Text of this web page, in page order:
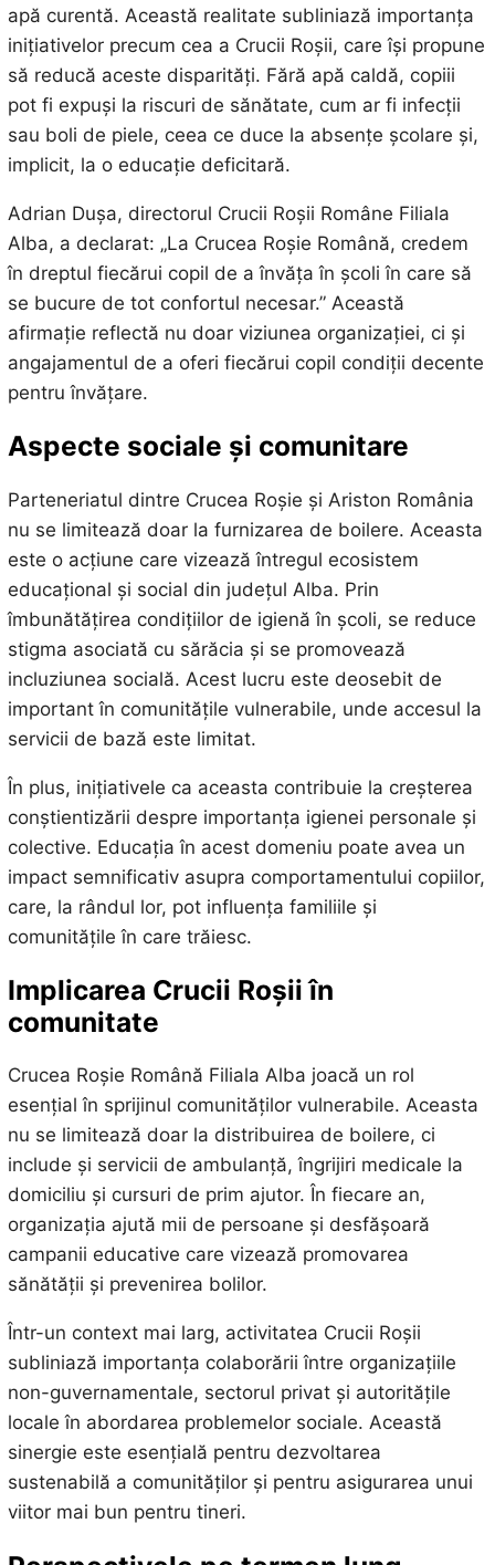
apă curentă. Această realitate subliniază importanța
inițiativelor precum cea a Crucii Roșii, care își propune
să reducă aceste disparități. Fără apă caldă, copiii
pot fi expuși la riscuri de sănătate, cum ar fi infecții
sau boli de piele, ceea ce duce la absențe școlare și,
implicit, la o educație deficitară.
Adrian Dușa, directorul Crucii Roșii Române Filiala
Alba, a declarat: „La Crucea Roșie Română, credem
în dreptul fiecărui copil de a învăța în școli în care să
se bucure de tot confortul necesar.” Această
afirmație reflectă nu doar viziunea organizației, ci și
angajamentul de a oferi fiecărui copil condiții decente
pentru învățare.
Aspecte sociale și comunitare
Parteneriatul dintre Crucea Roșie și Ariston România
nu se limitează doar la furnizarea de boilere. Aceasta
este o acțiune care vizează întregul ecosistem
educațional și social din județul Alba. Prin
îmbunătățirea condițiilor de igienă în școli, se reduce
stigma asociată cu sărăcia și se promovează
incluziunea socială. Acest lucru este deosebit de
important în comunitățile vulnerabile, unde accesul la
servicii de bază este limitat.
În plus, inițiativele ca aceasta contribuie la creșterea
conștientizării despre importanța igienei personale și
colective. Educația în acest domeniu poate avea un
impact semnificativ asupra comportamentului copiilor,
care, la rândul lor, pot influența familiile și
comunitățile în care trăiesc.
Implicarea Crucii Roșii în
comunitate
Crucea Roșie Română Filiala Alba joacă un rol
esențial în sprijinul comunităților vulnerabile. Aceasta
nu se limitează doar la distribuirea de boilere, ci
include și servicii de ambulanță, îngrijiri medicale la
domiciliu și cursuri de prim ajutor. În fiecare an,
organizația ajută mii de persoane și desfășoară
campanii educative care vizează promovarea
sănătății și prevenirea bolilor.
Într-un context mai larg, activitatea Crucii Roșii
subliniază importanța colaborării între organizațiile
non-guvernamentale, sectorul privat și autoritățile
locale în abordarea problemelor sociale. Această
sinergie este esențială pentru dezvoltarea
sustenabilă a comunităților și pentru asigurarea unui
viitor mai bun pentru tineri.